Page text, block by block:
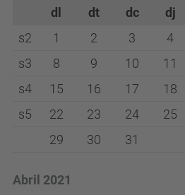
dl
dt dc dj
s2
1 2 3 4
s3
8 9 10 11
s4
15 16 17 18
s5
22 23 24 25
29
30 31
Abril 2021